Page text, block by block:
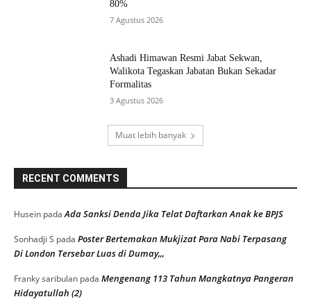
80%
7 Agustus 2026
Ashadi Himawan Resmi Jabat Sekwan,
Walikota Tegaskan Jabatan Bukan Sekadar
Formalitas
3 Agustus 2026
Muat lebih banyak
RECENT COMMENTS
Husein padaAda Sanksi Denda Jika Telat Daftarkan Anak ke BPJS
Sonhadji S pada Poster Bertemakan Mukjizat Para Nabi Terpasang
Di London Tersebar Luas di Dumay,,,
Franky saribulan pada Mengenang 113 Tahun Mangkatnya Pangeran
Hidayatullah (2)